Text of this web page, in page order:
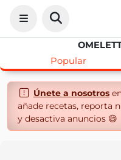
Popular
Únete a nosotros
añade recetas, reporta
y desactiva anuncios 😄